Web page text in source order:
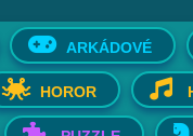
ARKÁDOVÉ
HOROR